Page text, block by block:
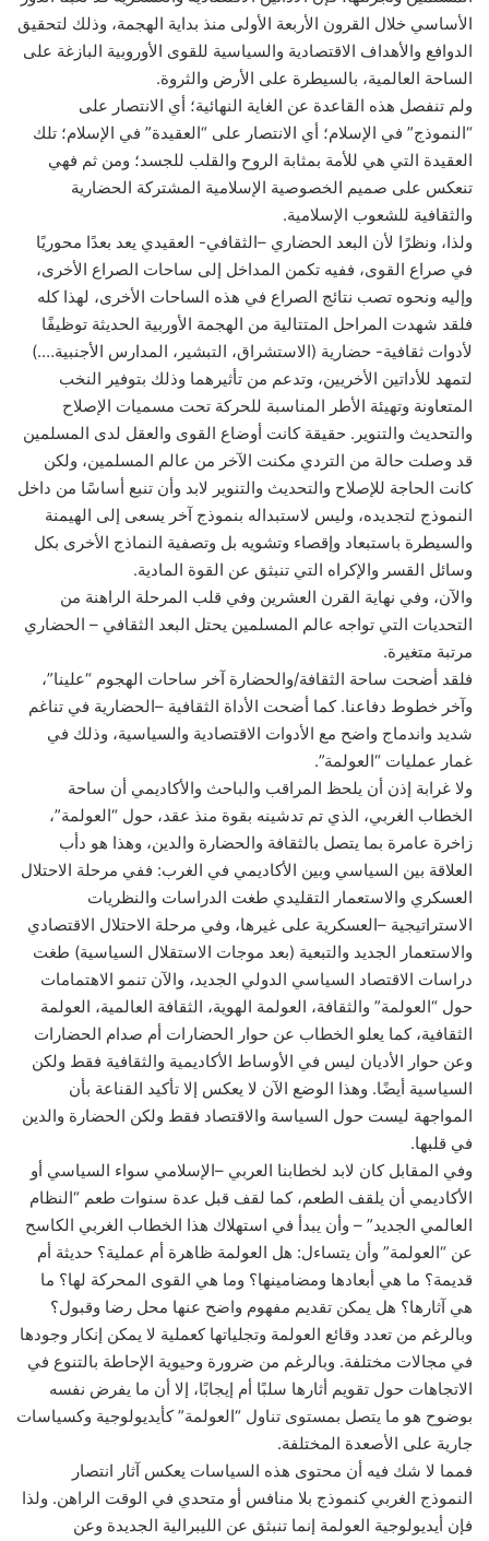
الأساسي خلال القرون الأربعة الأولى منذ بداية الهجمة، وذلك لتحقيق
الدوافع والأهداف الاقتصادية والسياسية للقوى الأوروبية البازغة على
الساحة العالمية، بالسيطرة على الأرض والثروة.
ولم تنفصل هذه القاعدة عن الغاية النهائية؛ أي الانتصار على
“النموذج” في الإسلام؛ أي الانتصار على “العقيدة” في الإسلام؛ تلك
العقيدة التي هي للأمة بمثابة الروح والقلب للجسد؛ ومن ثم فهي
تنعكس على صميم الخصوصية الإسلامية المشتركة الحضارية
والثقافية للشعوب الإسلامية.
ولذا، ونظرًا لأن البعد الحضاري –الثقافي- العقيدي يعد بعدًا محوريًا
في صراع القوى، ففيه تكمن المداخل إلى ساحات الصراع الأخرى،
وإليه ونحوه تصب نتائج الصراع في هذه الساحات الأخرى، لهذا كله
فلقد شهدت المراحل المتتالية من الهجمة الأوربية الحديثة توظيفًا
لأدوات ثقافية- حضارية (الاستشراق، التبشير، المدارس الأجنبية….)
لتمهد للأداتين الأخريين، وتدعم من تأثيرهما وذلك بتوفير النخب
المتعاونة وتهيئة الأطر المناسبة للحركة تحت مسميات الإصلاح
والتحديث والتنوير. حقيقة كانت أوضاع القوى والعقل لدى المسلمين
قد وصلت حالة من التردي مكنت الآخر من عالم المسلمين، ولكن
كانت الحاجة للإصلاح والتحديث والتنوير لابد وأن تنبع أساسًا من داخل
النموذج لتجديده، وليس لاستبداله بنموذج آخر يسعى إلى الهيمنة
والسيطرة باستبعاد وإقصاء وتشويه بل وتصفية النماذج الأخرى بكل
وسائل القسر والإكراه التي تنبثق عن القوة المادية.
والآن، وفي نهاية القرن العشرين وفي قلب المرحلة الراهنة من
التحديات التي تواجه عالم المسلمين يحتل البعد الثقافي – الحضاري
مرتبة متغيرة.
فلقد أضحت ساحة الثقافة/والحضارة آخر ساحات الهجوم “علينا”،
وآخر خطوط دفاعنا. كما أضحت الأداة الثقافية –الحضارية في تناغم
شديد واندماج واضح مع الأدوات الاقتصادية والسياسية، وذلك في
غمار عمليات “العولمة”.
ولا غرابة إذن أن يلحظ المراقب والباحث والأكاديمي أن ساحة
الخطاب الغربي، الذي تم تدشينه بقوة منذ عقد، حول “العولمة”،
زاخرة عامرة بما يتصل بالثقافة والحضارة والدين، وهذا هو دأب
العلاقة بين السياسي وبين الأكاديمي في الغرب: ففي مرحلة الاحتلال
العسكري والاستعمار التقليدي طغت الدراسات والنظريات
الاستراتيجية –العسكرية على غيرها، وفي مرحلة الاحتلال الاقتصادي
والاستعمار الجديد والتبعية (بعد موجات الاستقلال السياسية) طغت
دراسات الاقتصاد السياسي الدولي الجديد، والآن تنمو الاهتمامات
حول “العولمة” والثقافة، العولمة الهوية، الثقافة العالمية، العولمة
الثقافية، كما يعلو الخطاب عن حوار الحضارات أم صدام الحضارات
وعن حوار الأديان ليس في الأوساط الأكاديمية والثقافية فقط ولكن
السياسية أيضًا. وهذا الوضع الآن لا يعكس إلا تأكيد القناعة بأن
المواجهة ليست حول السياسة والاقتصاد فقط ولكن الحضارة والدين
في قلبها.
وفي المقابل كان لابد لخطابنا العربي –الإسلامي سواء السياسي أو
الأكاديمي أن يلقف الطعم، كما لقف قبل عدة سنوات طعم “النظام
العالمي الجديد” – وأن يبدأ في استهلاك هذا الخطاب الغربي الكاسح
عن “العولمة” وأن يتساءل: هل العولمة ظاهرة أم عملية؟ حديثة أم
قديمة؟ ما هي أبعادها ومضامينها؟ وما هي القوى المحركة لها؟ ما
هي آثارها؟ هل يمكن تقديم مفهوم واضح عنها محل رضا وقبول؟
وبالرغم من تعدد وقائع العولمة وتجلياتها كعملية لا يمكن إنكار وجودها
في مجالات مختلفة. وبالرغم من ضرورة وحيوية الإحاطة بالتنوع في
الاتجاهات حول تقويم أثارها سلبًا أم إيجابًا، إلا أن ما يفرض نفسه
بوضوح هو ما يتصل بمستوى تناول “العولمة” كأيديولوجية وكسياسات
جارية على الأصعدة المختلفة.
فمما لا شك فيه أن محتوى هذه السياسات يعكس آثار انتصار
النموذج الغربي كنموذج بلا منافس أو متحدي في الوقت الراهن. ولذا
فإن أيديولوجية العولمة إنما تنبثق عن الليبرالية الجديدة وعن